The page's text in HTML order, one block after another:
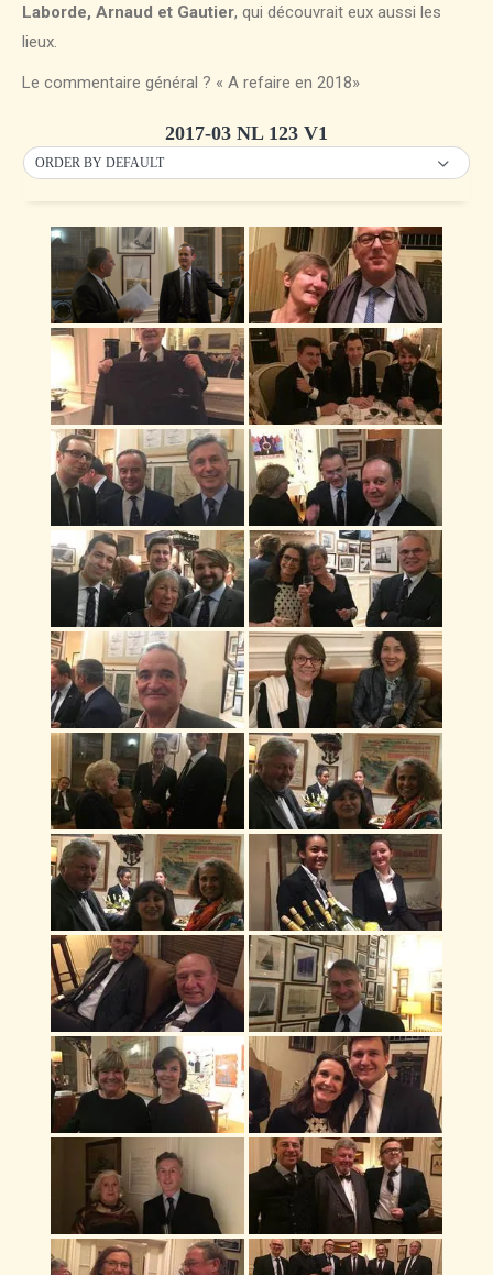
Laborde, Arnaud et Gautier, qui découvrait eux aussi les
lieux.
Le commentaire général ? « A refaire en 2018»
2017-03 NL 123 V1
ORDER BY DEFAULT